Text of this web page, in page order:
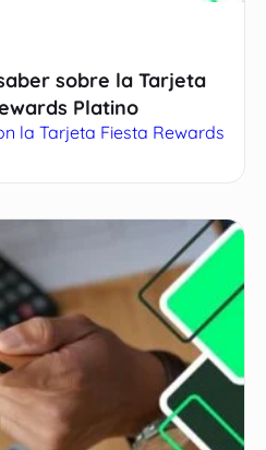
sobre la Tarjeta
Platino
la Tarjeta Fiesta Rewards